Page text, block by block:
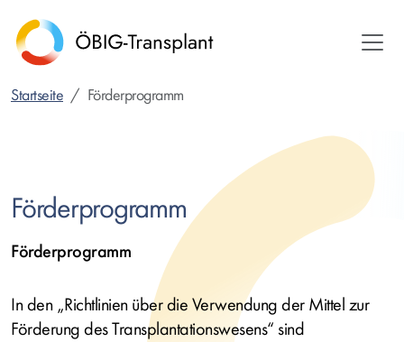
zum
Inhalt
Startseite Förderprogramm
Förderprogramm
Förderprogramm
In den „Richtlinien über die Verwendung der Mittel zur
Förderung des Transplantationswesens“ sind